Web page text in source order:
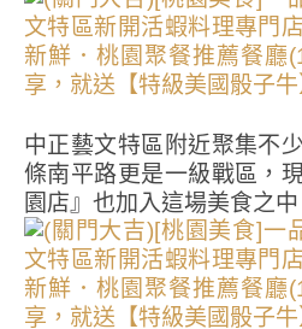
中正藝文特區附近聚集不
條南平路更是一級戰區，
園店』也加入這場美食之中